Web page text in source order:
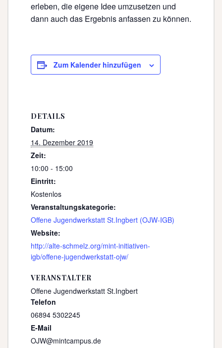
erleben, die eigene Idee umzusetzen und
dann auch das Ergebnis anfassen zu können.
Zum Kalender hinzufügen
DETAILS
Datum:
14. Dezember 2019
Zeit:
10:00 - 15:00
Eintritt:
Kostenlos
Veranstaltungskategorie:
Offene Jugendwerkstatt St.Ingbert (OJW-IGB)
Website:
http://alte-schmelz.org/mint-initiativen-
igb/offene-jugendwerkstatt-ojw/
VERANSTALTER
Offene Jugendwerkstatt St.Ingbert
Telefon
06894 5302245
E-Mail
OJW@mintcampus.de